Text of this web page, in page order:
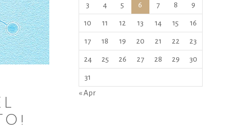
3 4 5 6 7 8 9
10 11 12 13 14 15 16
17 18 19 20 21 22 23
24 25 26 27 28 29 30
31
« Apr